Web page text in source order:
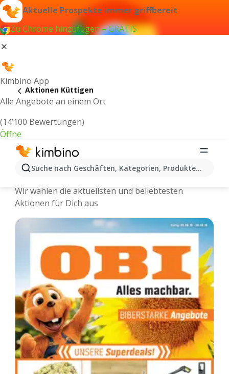
Aktuelle Prospekte immer griffbereit
Zu Chrome hinzufügen – GRATIS
Kimbino App
Alle Angebote an einem Ort
(14’100 Bewertungen)
Öffne
Suche nach Geschäften, Kategorien, Produkten...
Aktionen Küttigen
Kimbino.ch | Küttigen Aktionen,
Wir wählen die aktuellsten und beliebtesten
Aktionen für Dich aus